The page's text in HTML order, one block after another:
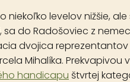
niekoľko levelov nižšie,
sa do Radošoviec z
dvojica
Mihalíka. Prekvapivou
handicapu štvrtej